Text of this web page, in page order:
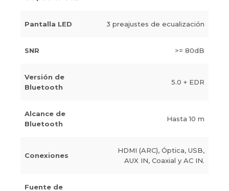
Pantalla LED 3 preajustes de ecualización
SNR >= 80dB
Versión de
Bluetooth
5.0 + EDR
Alcance de
Bluetooth
Hasta 10 m
Conexiones
HDMI (ARC), Óptica, USB,
AUX IN, Coaxial y AC IN.
Fuente de